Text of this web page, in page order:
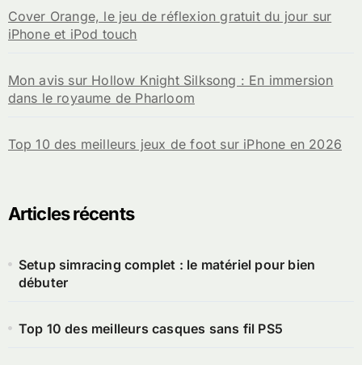
Cover Orange, le jeu de réflexion gratuit du jour sur
iPhone et iPod touch
Mon avis sur Hollow Knight Silksong : En immersion
dans le royaume de Pharloom
Top 10 des meilleurs jeux de foot sur iPhone en 2026
Articles récents
Setup simracing complet : le matériel pour bien
débuter
Top 10 des meilleurs casques sans fil PS5